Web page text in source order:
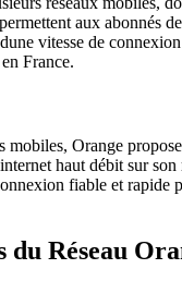
aux abonnés
vitesse de
France.
mobiles, Orange
haut débit sur son
fiable et rapide
du Réseau